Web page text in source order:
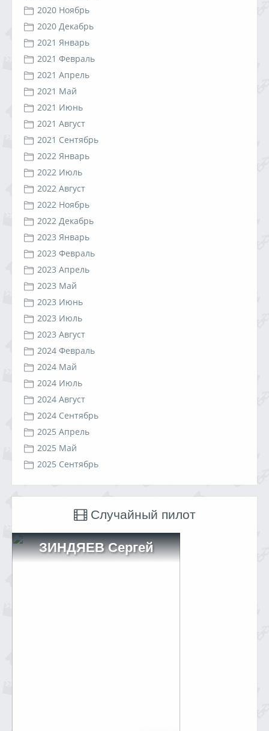
2020 Ноябрь
2020 Декабрь
2021 Январь
2021 Февраль
2021 Апрель
2021 Май
2021 Июнь
2021 Август
2021 Сентябрь
2022 Январь
2022 Июль
2022 Август
2022 Ноябрь
2022 Декабрь
2023 Январь
2023 Февраль
2023 Апрель
2023 Май
2023 Июнь
2023 Июль
2023 Август
2024 Февраль
2024 Май
2024 Июль
2024 Август
2024 Сентябрь
2025 Апрель
2025 Май
2025 Сентябрь
Случайный пилот
ЗИНДЯЕВ Сергей